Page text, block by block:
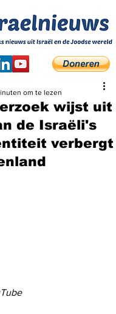
wijst uit
de Israëli's
verbergt
om te lezen